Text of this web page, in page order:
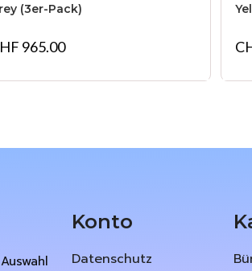
(3er-Pack)
965.00
Konto
Datenschutz